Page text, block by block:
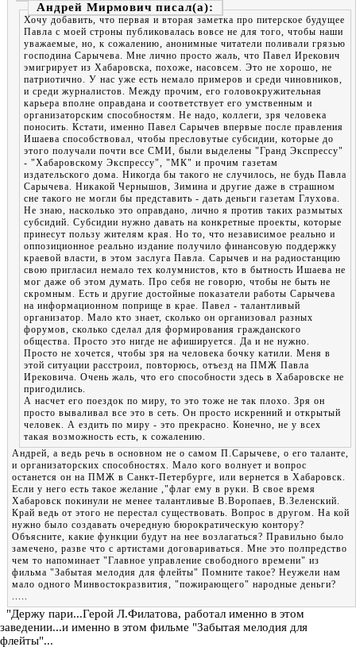
Андрей Мирмович
Хочу добавить, что первая и вторая заметка про питерское будущее
Павла с моей строны публиковалась вовсе не для того, чтобы наши
уважаемые, но, к сожалению, анонимные читатели поливали грязью
господина Сарычева. Мне лично просто жаль, что Павел Ирекович
эмигрирует из Хабаровска, похоже, насовсем. Это не хорошо, не
патриотично. У нас уже есть немало примеров и среди чиновников,
и среди журналистов. Между прочим, его головокружительная
карьера вполне оправдана и соответствует его умственным и
организаторским способностям. Не надо, коллеги, зря человека
поносить. Кстати, именно Павел Сарычев впервые после правления
Ишаева способствовал, чтобы пресловутые субсидии, которые до
этого получали почти все СМИ, были выделены "Гранд Экспрессу"
- "Хабаровскому Экспрессу", "МК" и прочим газетам
издательского дома. Никогда бы такого не случилось, не будь Павла
Сарычева. Никакой Чернышов, Зимина и другие даже в страшном
сне такого не могли бы представить - дать деньги газетам Глухова.
Не знаю, насколько это оправдано, лично я против таких размытых
субсидий. Субсидии нужно давать на конкретные проекты, которые
принесут пользу жителям края. Но то, что независимое реально и
оппозиционное реально издание получило финансовую поддержку
краевой власти, в этом заслуга Павла. Сарычев и на радиостанцию
свою пригласил немало тех колумнистов, кто в бытность Ишаева не
мог даже об этом думать. Про себя не говорю, чтобы не быть не
скромным. Есть и другие достойные показатели работы Сарычева
на информационном поприще в крае. Павел - талантливый
организатор. Мало кто знает, сколько он организовал разных
форумов, сколько сделал для формирования гражданского
общества. Просто это нигде не афишируется. Да и не нужно.
Просто не хочется, чтобы зря на человека бочку катили. Меня в
этой ситуации расстроил, повторюсь, отъезд на ПМЖ Павла
Ирековича. Очень жаль, что его способности здесь в Хабаровске не
пригодились.
А насчет его поездок по миру, то это тоже не так плохо. Зря он
просто вываливал все это в сеть. Он просто искренний и открытый
человек. А ездить по миру - это прекрасно. Конечно, не у всех
такая возможность есть, к сожалению.
Андрей, а ведь речь в основном не о самом П.Сарычеве, о его таланте,
и организаторских способностях. Мало кого волнует и вопрос
останется он на ПМЖ в Санкт-Петербурге, или вернется в Хабаровск.
Если у него есть такое желание ,"флаг ему в руки. В свое время
Хабаровск покинули не менее талантливые В.Воропаев, В.Зеленский.
Край ведь от этого не перестал существовать. Вопрос в другом. На кой
нужно было создавать очередную бюрократическую контору?
Объясните, какие функции будут на нее возлагаться? Правильно было
замечено, разве что с артистами договариваться. Мне это полпредство
чем то напоминает "Главное управление свободного времени" из
фильма "Забытая мелодия для флейты" Помните такое? Неужели нам
мало одного Минвостокразвития, "пожирающего" народные деньги?
.....
"Держу пари...Герой Л.Филатова, работал именно в этом
заведении...и именно в этом фильме "Забытая мелодия для
флейты"...